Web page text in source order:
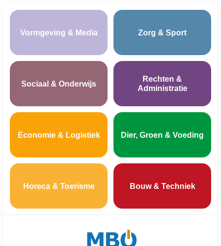
Vormgeving & Media Zorg & Sport
Sociaal & Onderwijs
Rechten &
Administratie
Economie & Logistiek Dier, Groen & Voeding
Horeca & Toerisme Bouw & Techniek